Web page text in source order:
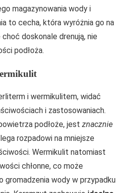
magazynowania wody i
to cecha, która wyróżnia go na
doskonale drenują, nie
podłoża.
i wermikulitem, widać
i zastosowaniach.
podłoże, jest znacznie
rozpadowi na mniejsze
Wermikulit natomiast
chłonne, co może
gromadzenia wody w przypadku